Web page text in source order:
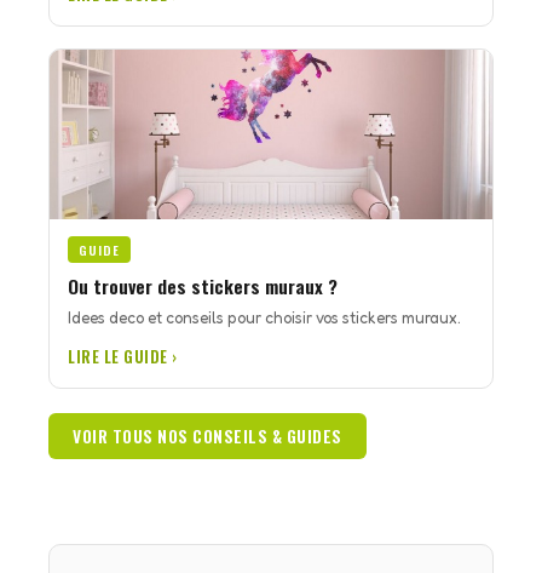
GUIDE
Ou trouver des stickers muraux ?
Idees deco et conseils pour choisir vos stickers muraux.
LIRE LE GUIDE ›
VOIR TOUS NOS CONSEILS & GUIDES